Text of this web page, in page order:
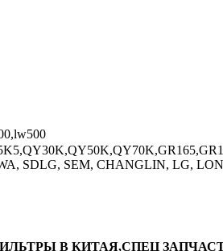
SDLG, SEM, CHANGLIN, LG,
В КИТАЯ,СПЕЦ